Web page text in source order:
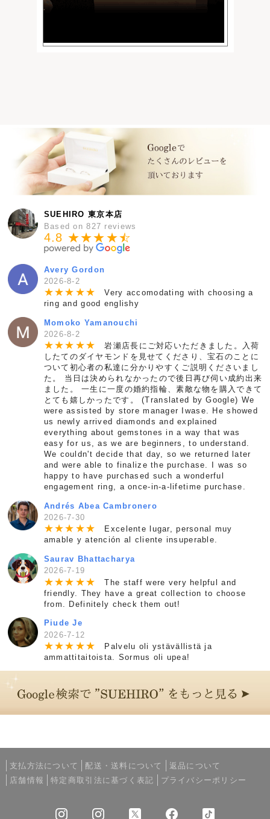
SUEHIRO 東京本店
Based on 827 reviews
4.8 ★★★★★
☆
Avery Gordon
2026-8-2
★★★ ★★
Very accomodating with choosing a
ring and good englishy
Momoko Yamanouchi
2026-8-2
★★★ ★★
岩瀬店長にご対応いただきました。入荷
したてのダイヤモンドを見せてくださり、宝石のことに
ついて初心者の私達に分かりやすくご説明くださいまし
た。 当日は決められなかったので後日再び伺い成約出来
ました。 一生に一度の婚約指輪、素敵な物を購入できて
とても嬉しかったです。 (Translated by Google) We
were assisted by store manager Iwase. He showed
us newly arrived diamonds and explained
everything about gemstones in a way that was
easy for us, as we are beginners, to understand.
We couldn't decide that day, so we returned later
and were able to finalize the purchase. I was so
happy to have purchased such a wonderful
engagement ring, a once-in-a-lifetime purchase.
Andrés Abea Cambronero
2026-7-30
★★★ ★★
Excelente lugar, personal muy
amable y atención al cliente insuperable.
Saurav Bhattacharya
2026-7-19
★★★ ★★
The staff were very helpful and
friendly. They have a great collection to choose
from. Definitely check them out!
Piude Je
2026-7-12
★★★ ★★
Palvelu oli ystävällistä ja
ammattitaitoista. Sormus oli upea!
支払方法について 配送・送料について
返品について
店舗情報
特定商取引法に基づく表記 プライバシーポリシー